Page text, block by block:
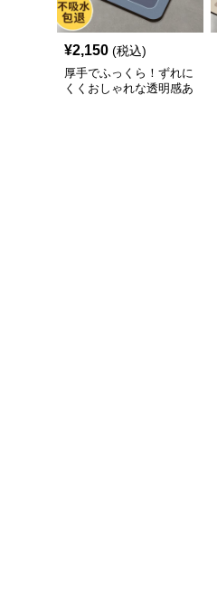
¥2,150 (税込)
厚手でふっくら！ずれに
くくおしゃれな透明感あ